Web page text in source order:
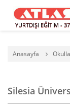
YURTDIŞI EĞİTİM -
Anasayfa
Silesia